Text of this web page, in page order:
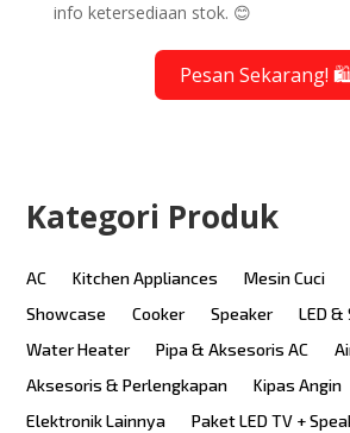
info ketersediaan stok. 😊
Pesan Sekarang! 🛍️
Kategori Produk
AC Kitchen Appliances Mesin Cuci
Showcase
Cooker Speaker
LED &
Water Heater
Pipa & Aksesoris AC
Aksesoris & Perlengkapan
Kipas Angin
Elektronik Lainnya
Paket LED TV +